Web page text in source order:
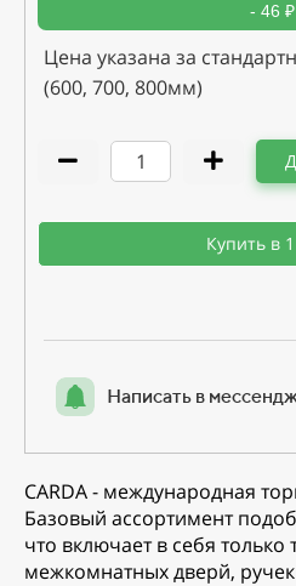
- 46 ₽
Цена указана за
(600, 700, 800мм)
Купить в
Написать в
CARDA - международная
Базовый ассортимент
что включает в себя
межкомнатных дверй,